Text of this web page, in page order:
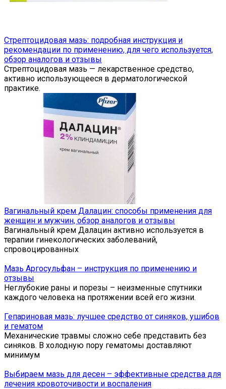
Стрептоцидовая мазь: подробная инструкция и
рекомендации по применению, для чего используется,
обзор аналогов и отзывы
Стрептоцидовая мазь — лекарственное средство,
активно использующееся в дерматологической
практике.
Вагинальный крем Далацин: способы применения для
женщин и мужчин, обзор аналогов и отзывы
Вагинальный крем Далацин активно используется в
терапии гинекологических заболеваний,
спровоцированных
Мазь Аргосульфан – инструкция по применению и
отзывы
Неглубокие раны и порезы – неизменные спутники
каждого человека на протяжении всей его жизни.
Гепариновая мазь: лучшее средство от синяков, ушибов
и гематом
Механические травмы сложно себе представить без
синяков. В холодную пору гематомы доставляют
минимум
Выбираем мазь для десен – эффективные средства для
лечения кровоточивости и воспаления